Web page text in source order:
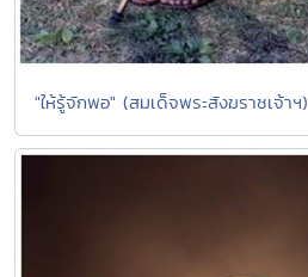
"ให้รู้จักพอ" (สมเด็จพระสังฆราชเจ้าฯ)